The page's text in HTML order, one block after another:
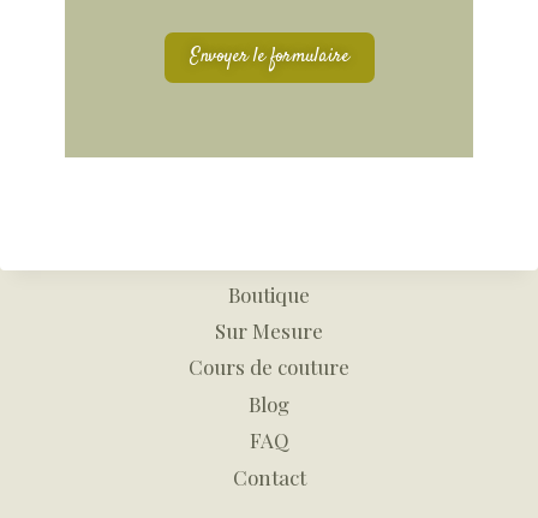
Envoyer le formulaire
Boutique
Sur Mesure
Cours de couture
Blog
FAQ
Contact